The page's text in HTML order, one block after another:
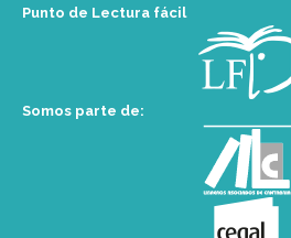
Punto de Lectura fácil
Somos parte de: